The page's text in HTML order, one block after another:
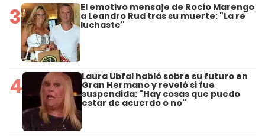
3 El emotivo mensaje de Rocío Marengo
a Leandro Rud tras su muerte: "La re
luchaste"
4 Laura Ubfal habló sobre su futuro en
Gran Hermano y reveló si fue
suspendida: "Hay cosas que puedo
estar de acuerdo o no"